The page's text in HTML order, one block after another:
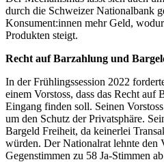
durch die Schweizer Nationalbank
Konsument:innen mehr Geld,
Produkten steigt.
Recht auf Barzahlung und
In der Frühlingssession 2022
einem Vorstoss, dass das Recht auf
Eingang finden soll. Seinen
um den Schutz der Privatsphäre.
Bargeld Freiheit, da keinerlei
würden. Der Nationalrat lehnte den
Gegenstimmen zu 58 Ja-Stimmen